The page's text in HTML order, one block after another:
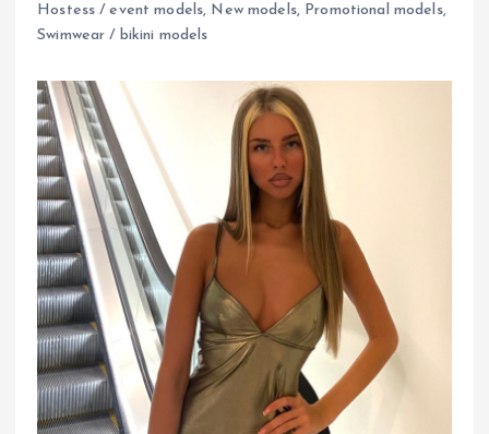
Hostess / event models, New models, Promotional models,
Swimwear / bikini models